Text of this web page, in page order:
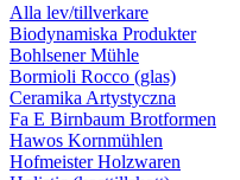
Alla lev/tillverkare
Biodynamiska Produkter
Bohlsener Mühle
Bormioli Rocco (glas)
Ceramika Artystyczna
Fa E Birnbaum Brotformen
Hawos Kornmühlen
Hofmeister Holzwaren